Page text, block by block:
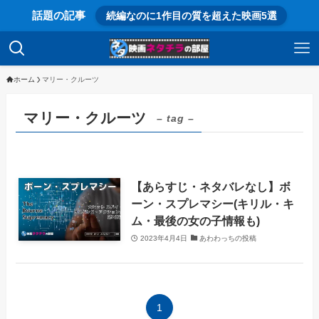
話題の記事 続編なのに1作目の質を超えた映画5選
ホーム マリー・クルーツ
マリー・クルーツ – tag –
【あらすじ・ネタバレなし】ボ
ーン・スプレマシー(キリル・キ
ム・最後の女の子情報も)
2023年4月4日 あわわっちの投稿
1